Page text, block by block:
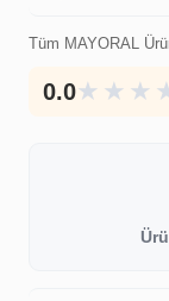
Tüm MAYORAL
0.0★ ★ ★